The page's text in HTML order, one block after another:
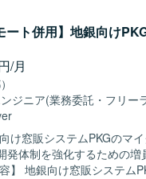
Frameworkを用いたサ
Git/GitHubによるバージョン
たコンテナ環境で開発・テ
参照するポータルサイトを
種データはDWHである
通じてデータを参照する仕
た、要件定義から本番リリ
設計以降の工程を中心にご
AI適用の検討にも関与して
、詳細設計以降の工程を
ける方を求めています。
ト構築に興味を持ち、関係
ただける方が望ましいです。
ート併用】地銀向け
/月
ジニア(業務委託・フリー
け窓販システムPKGのマ
発体制を強化するための増